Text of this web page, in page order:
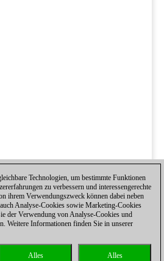
Technologien, um bestimmte Funktionen
zu verbessern und interessengerechte
ihrem Verwendungszweck können dabei neben
Analyse-Cookies sowie Marketing-Cookies
der Verwendung von Analyse-Cookies und
Weitere Informationen finden Sie in unserer
Alles
Alles